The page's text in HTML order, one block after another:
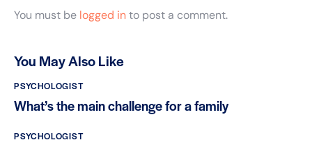
You must be logged into post a comment.
You May Also Like
PSYCHOLOGIST
What’s the main challenge for a family
PSYCHOLOGIST